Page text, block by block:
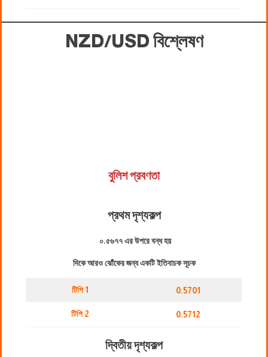
NZD/USD বিশ্লেষণ
বুলিশ প্রবণতা
প্রথম দৃশ্যকল্প
০.৫৬৭৭ এর উপরে বন্ধ হয়
দিকে আরও ঝোঁকের জন্য একটি ইতিবাচক সূচক
টিপি 1 0.5701
টিপি 2 0.5712
দ্বিতীয় দৃশ্যকল্প